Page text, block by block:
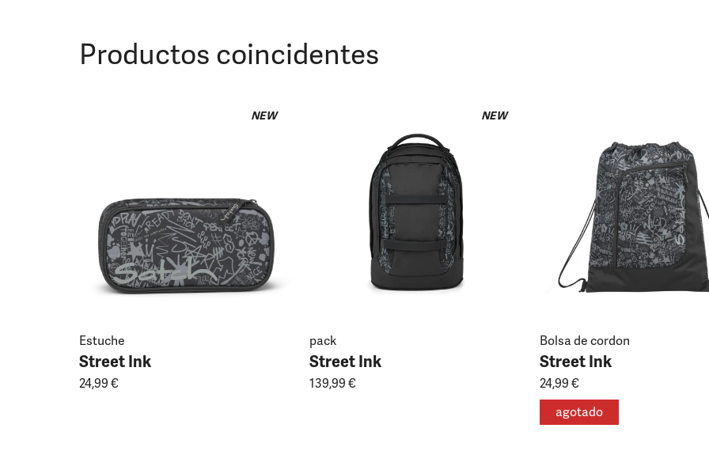
Productos coincidentes
NEW
Estuche
Street Ink
24,99 €
NEW
pack
Street Ink
139,99 €
Bolsa de cordon
Street Ink
24,99 €
agotado